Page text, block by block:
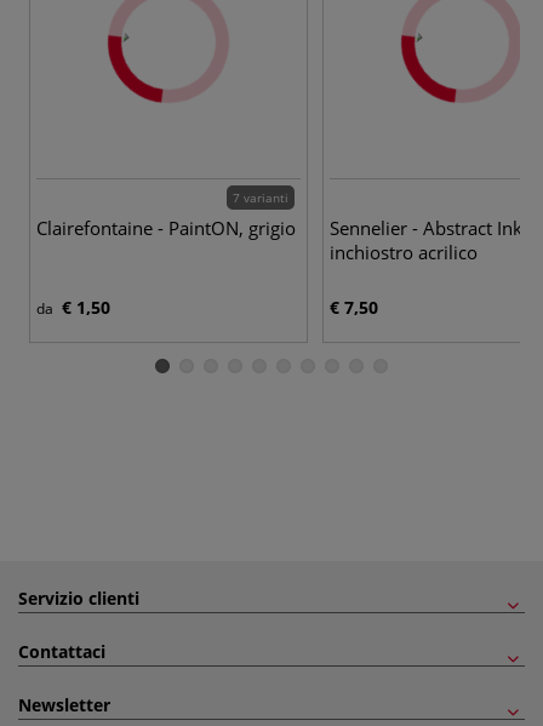
7 varianti
Clairefontaine - PaintON, grigio
da € 1,50
Sennelier - Abstract Ink,
inchiostro acrilico
€ 7,50
Servizio clienti
Contattaci
Newsletter